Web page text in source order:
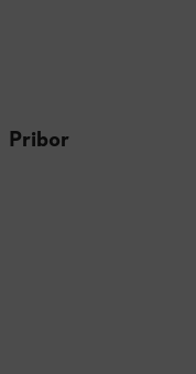
Pribor